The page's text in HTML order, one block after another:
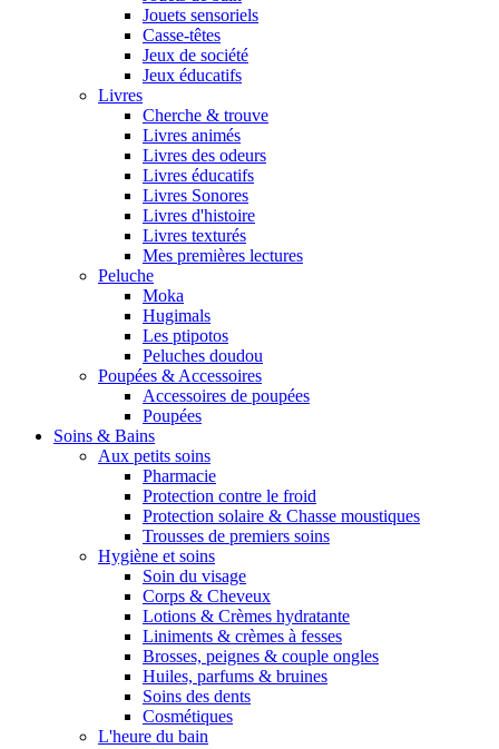
Jouets sensoriels
Casse-têtes
Jeux de société
Jeux éducatifs
Livres
Cherche & trouve
Livres animés
Livres des odeurs
Livres éducatifs
Livres Sonores
Livres d'histoire
Livres texturés
Mes premières lectures
Peluche
Moka
Hugimals
Les ptipotos
Peluches doudou
Poupées & Accessoires
Accessoires de poupées
Poupées
Soins & Bains
Aux petits soins
Pharmacie
Protection contre le froid
Protection solaire & Chasse moustiques
Trousses de premiers soins
Hygiène et soins
Soin du visage
Corps & Cheveux
Lotions & Crèmes hydratante
Liniments & crèmes à fesses
Brosses, peignes & couple ongles
Huiles, parfums & bruines
Soins des dents
Cosmétiques
L'heure du bain